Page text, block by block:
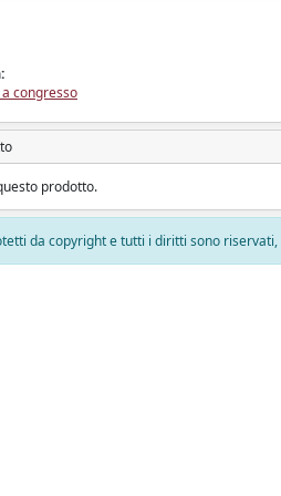
congresso
prodotto.
da copyright e tutti i diritti sono